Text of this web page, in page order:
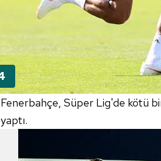
Fenerbahçe, Süper Lig'de kötü
yaptı.